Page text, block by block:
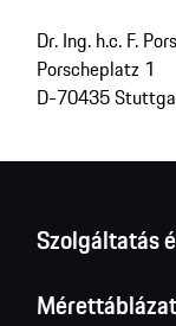
Dr. Ing. h.c. F.
Porscheplatz 1
D-70435
Szolgáltatás
Mérettáblázat